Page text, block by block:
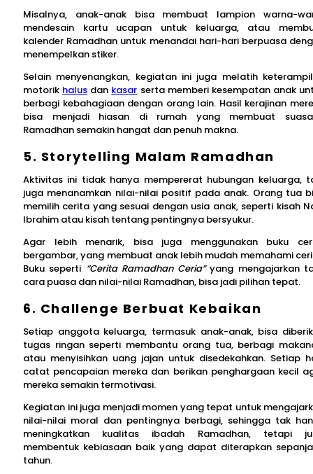
Misalnya, anak-anak bisa membuat lampion warna-
mendesain kartu ucapan untuk keluarga, atau
kalender Ramadhan untuk menandai hari-hari berpuasa
menempelkan stiker.
Selain menyenangkan, kegiatan ini juga melatih
motorik halus dan kasar serta memberi kesempatan anak
berbagi kebahagiaan dengan orang lain. Hasil kerajinan
bisa menjadi hiasan di rumah yang membuat
Ramadhan semakin hangat dan penuh makna.
5. Storytelling Malam Ramadhan
Aktivitas ini tidak hanya mempererat hubungan keluarga,
juga menanamkan nilai-nilai positif pada anak. Orang tua
memilih cerita yang sesuai dengan usia anak, seperti kisah
Ibrahim atau kisah tentang pentingnya bersyukur.
Agar lebih menarik, bisa juga menggunakan buku
bergambar, yang membuat anak lebih mudah memahami
Buku seperti “Cerita Ramadhan Ceria”yang mengajarkan
cara puasa dan nilai-nilai Ramadhan, bisa jadi pilihan tepat.
6. Challenge Berbuat Kebaikan
Setiap anggota keluarga, termasuk anak-anak, bisa
tugas ringan seperti membantu orang tua, berbagi
atau menyisihkan uang jajan untuk disedekahkan. Setiap
catat pencapaian mereka dan berikan penghargaan kecil
mereka semakin termotivasi.
Kegiatan ini juga menjadi momen yang tepat untuk
nilai-nilai moral dan pentingnya berbagi, sehingga tak
meningkatkan kualitas ibadah Ramadhan, tetapi
membentuk kebiasaan baik yang dapat diterapkan
tahun.